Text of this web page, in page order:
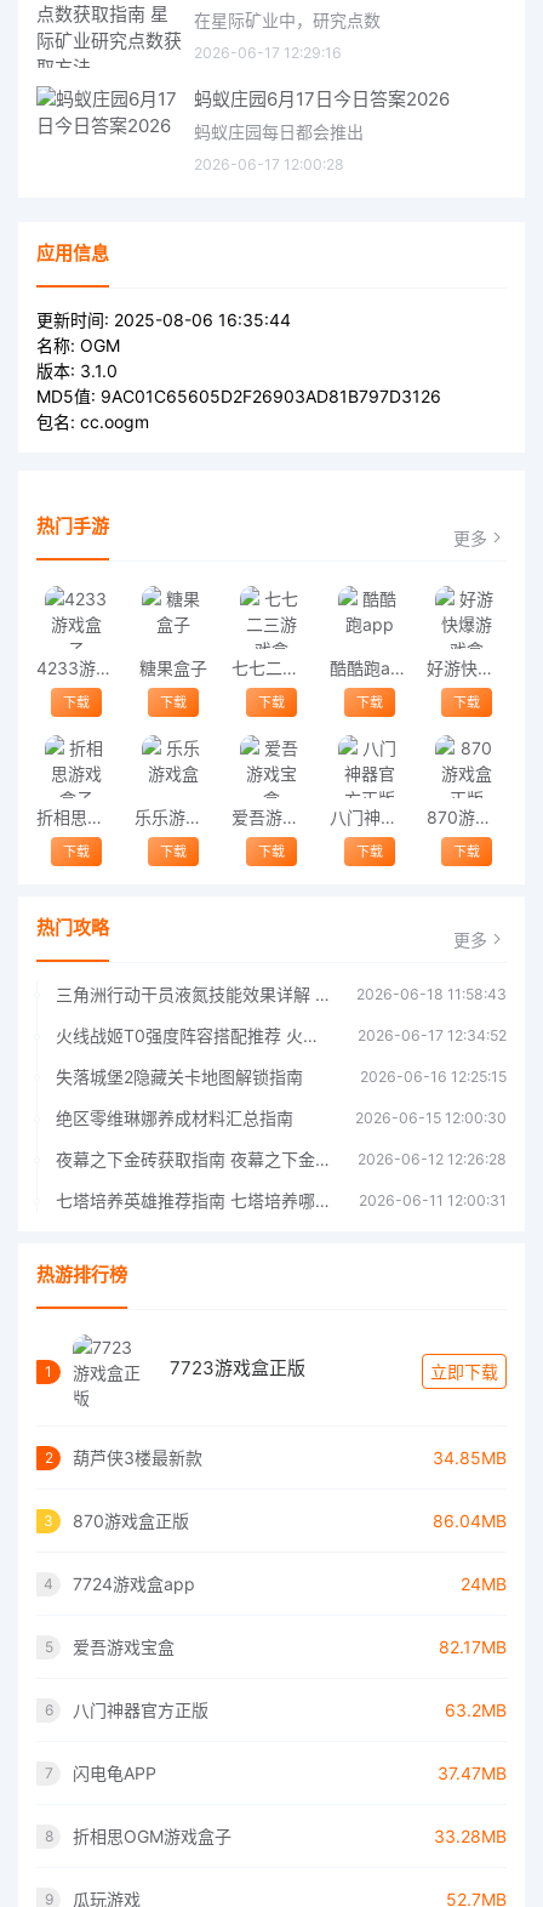
在星际矿业中，研究点数
2026-06-17 12:29:16
蚂蚁庄园6月17日今日答案2026
蚂蚁庄园每日都会推出
2026-06-17 12:00:28
应用信息
更新时间: 2025-08-06 16:35:44
名称: OGM
版本: 3.1.0
MD5值: 9AC01C65605D2F26903AD81B797D3126
包名: cc.oogm
热门手游 更多
4233游戏盒子
下载
糖果盒子
下载
七七二三游戏盒
下载
酷酷跑app
下载
好游快爆游戏盒
下载
折相思游戏盒子
下载
乐乐游戏盒
下载
爱吾游戏宝盒
下载
八门神器官方正版
下载
870游戏盒正版
下载
热门攻略 更多
三角洲行动干员液氮技能效果详解 三角洲行动干员液氮技能介绍 2026-06-18 11:58:43
火线战姬T0强度阵容搭配推荐 火线战姬T0强度阵容哪个好 2026-06-17 12:34:52
失落城堡2隐藏关卡地图解锁指南 2026-06-16 12:25:15
绝区零维琳娜养成材料汇总指南 2026-06-15 12:00:30
夜幕之下金砖获取指南 夜幕之下金砖获取方法 2026-06-12 12:26:28
七塔培养英雄推荐指南 七塔培养哪个英雄好 2026-06-11 12:00:31
热游排行榜
1 7723游戏盒正版 立即下载
2 葫芦侠3楼最新款 34.85MB
3 870游戏盒正版 86.04MB
4 7724游戏盒app 24MB
5 爱吾游戏宝盒 82.17MB
6 八门神器官方正版 63.2MB
7 闪电龟APP 37.47MB
8 折相思OGM游戏盒子 33.28MB
9 瓜玩游戏 52.7MB